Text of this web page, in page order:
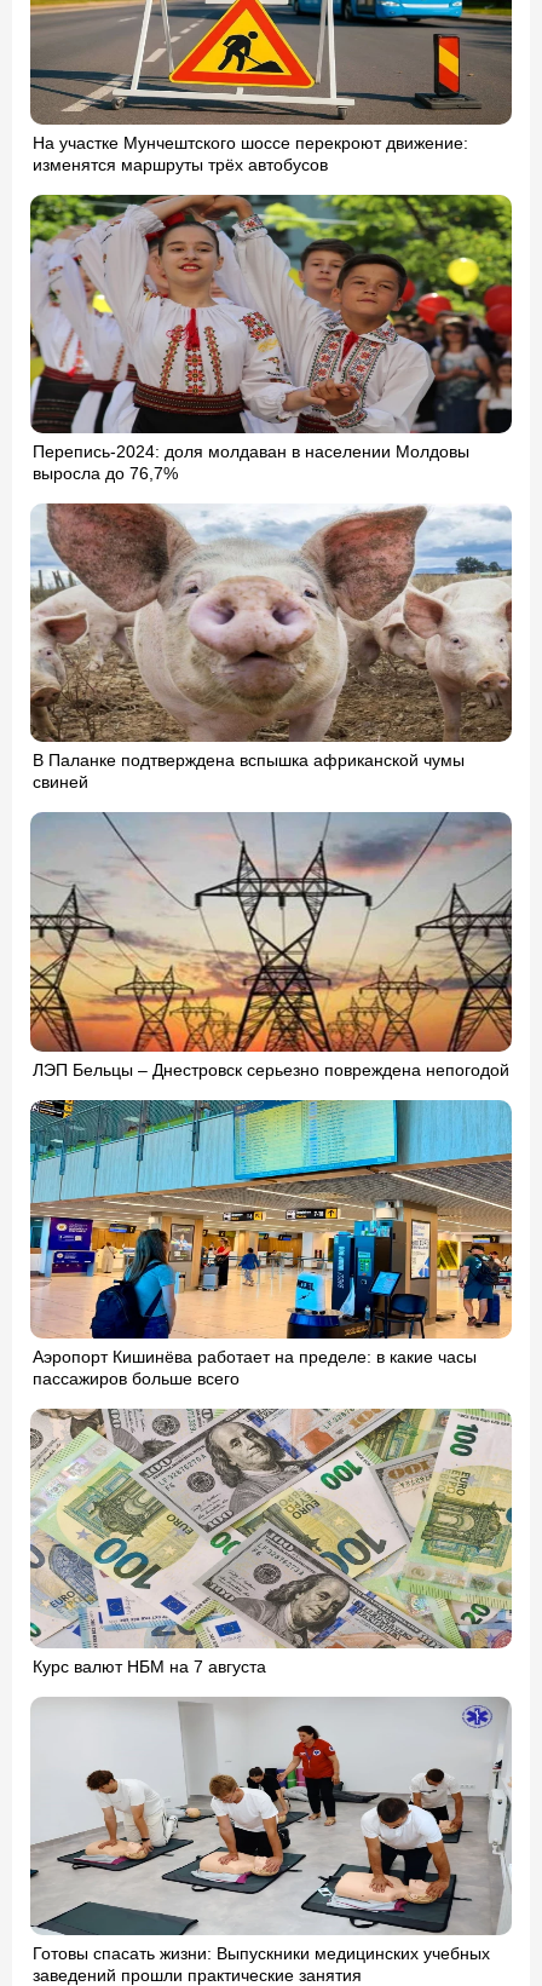
На участке Мунчештского шоссе перекроют движение:
изменятся маршруты трёх автобусов
Перепись-2024: доля молдаван в населении Молдовы
выросла до 76,7%
В Паланке подтверждена вспышка африканской чумы
свиней
ЛЭП Бельцы – Днестровск серьезно повреждена непогодой
Аэропорт Кишинёва работает на пределе: в какие часы
пассажиров больше всего
Курс валют НБМ на 7 августа
Готовы спасать жизни: Выпускники медицинских учебных
заведений прошли практические занятия